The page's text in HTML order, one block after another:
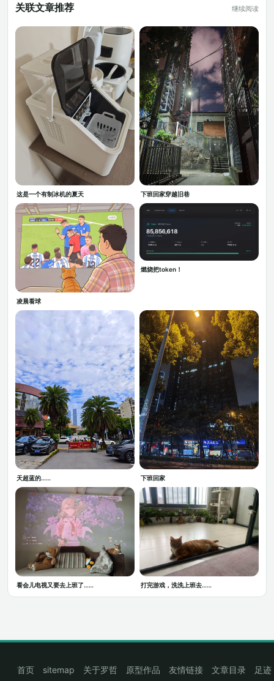
关联文章推荐 继续阅读
这是一个有制冰机的夏天 下班回家穿越旧巷
凌晨看球
燃烧把token！
天超蓝的…… 下班回家
看会儿电视又要去上班了…… 打完游戏，洗洗上班去……
首页 sitemap 关于罗哲 原型作品 友情链接 文章目录 足迹